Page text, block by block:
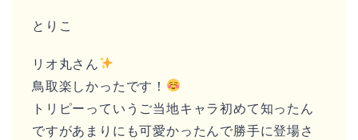
とりこ
リオ丸さん
鳥取楽しかったです！
トリピーっていうご当地キャラ初めて知ったん
ですがあまりにも可愛かったんで勝手に登場さ